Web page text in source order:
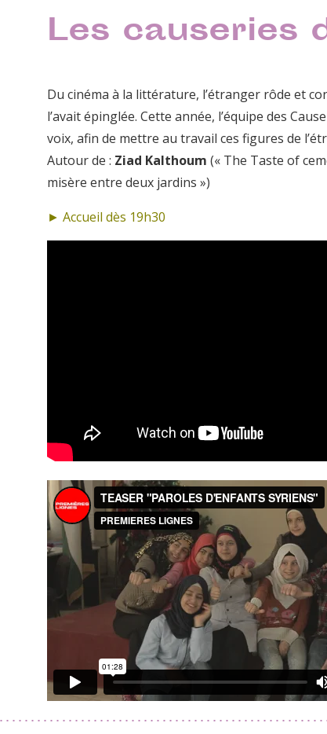
Les causeries
Du cinéma à la littérature, l’étranger rôde et
l’avait épinglée. Cette année, l’équipe des
voix, afin de mettre au travail ces figures de
Autour de : Ziad Kalthoum (« The Taste of
misère entre deux jardins »)
► Accueil dès 19h30